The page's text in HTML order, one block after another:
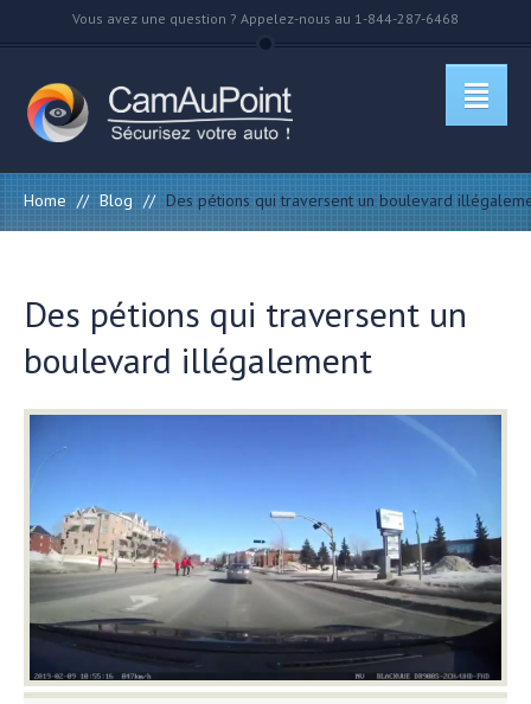
Vous avez une question ? Appelez-nous au 1-844-287-6468
Home // Blog // Des pétions qui traversent un boulevard
Des pétions qui traversent un
boulevard illégalement